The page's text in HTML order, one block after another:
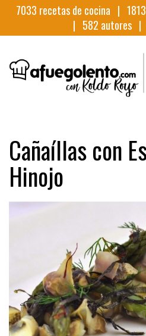
7033 recetas de cocina |
| 582 autores |
Cañaíllas con
Hinojo